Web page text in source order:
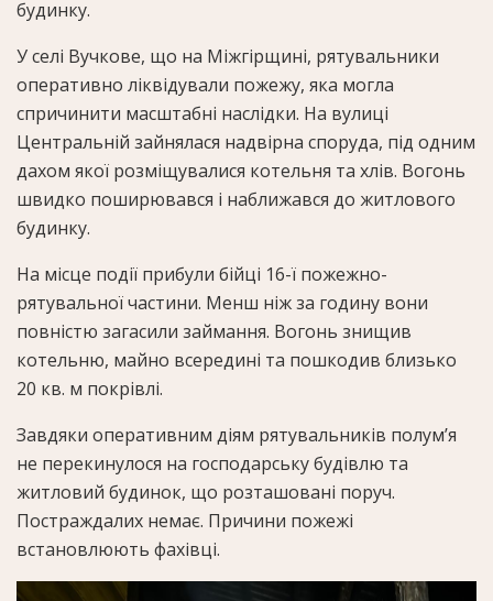
будинку.
У селі Вучкове, що на Міжгірщині, рятувальники
оперативно ліквідували пожежу, яка могла
спричинити масштабні наслідки. На вулиці
Центральній зайнялася надвірна споруда, під одним
дахом якої розміщувалися котельня та хлів. Вогонь
швидко поширювався і наближався до житлового
будинку.
На місце події прибули бійці 16-ї пожежно-
рятувальної частини. Менш ніж за годину вони
повністю загасили займання. Вогонь знищив
котельню, майно всередині та пошкодив близько
20 кв. м покрівлі.
Завдяки оперативним діям рятувальників полум’я
не перекинулося на господарську будівлю та
житловий будинок, що розташовані поруч.
Постраждалих немає. Причини пожежі
встановлюють фахівці.